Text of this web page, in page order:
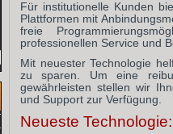
Für institutionelle Kunden
Plattformen mit
freie
professionellen Service und
Mit neuester Technologie
zu sparen. Um eine
gewährleisten stellen wir
und Support zur Verfügung.
Neueste Technologie: